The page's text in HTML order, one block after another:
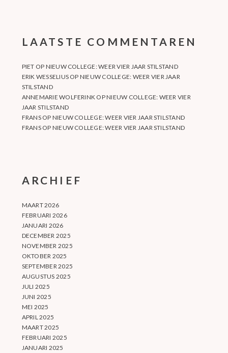
LAATSTE COMMENTAREN
PIET OP NIEUW COLLEGE: WEER VIER JAAR STILSTAND
ERIK WESSELIUS OP NIEUW COLLEGE: WEER VIER JAAR
STILSTAND
ANNEMARIE WOLFERINK OPNIEUW COLLEGE: WEER VIER
JAAR STILSTAND
FRANSOP NIEUW COLLEGE: WEER VIER JAAR STILSTAND
FRANSOP NIEUW COLLEGE: WEER VIER JAAR STILSTAND
ARCHIEF
MAART 2026
FEBRUARI 2026
JANUARI 2026
DECEMBER 2025
NOVEMBER 2025
OKTOBER 2025
SEPTEMBER 2025
AUGUSTUS 2025
JULI 2025
JUNI 2025
MEI 2025
APRIL 2025
MAART 2025
FEBRUARI 2025
JANUARI 2025